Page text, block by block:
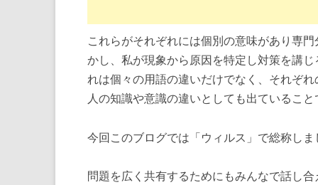
これらがそれぞれには個別の意味があり専
かし、私が現象から原因を特定し対策を講
れは個々の用語の違いだけでなく、それぞ
人の知識や意識の違いとしても出ていること
今回このブログでは「ウィルス」で総称しま
問題を広く共有するためにもみんなで話し